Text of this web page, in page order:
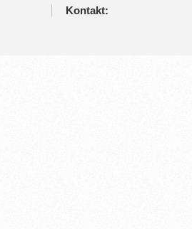
Kontakt: